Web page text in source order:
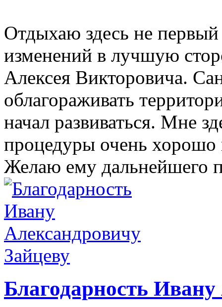
Отдыхаю здесь не первый
изменений в лучшую
Алексея Викторовича.
облагораживать
начал развиваться. Мне
процедуры очень хорошо
Желаю ему дальнейшего
Благодарность